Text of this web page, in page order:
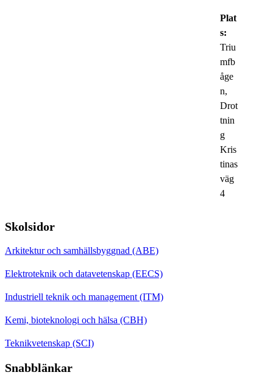
Plat
s:
Triu
mfb
åge
n,
Drot
tnin
g
Kris
tinas
väg
4
Skolsidor
Arkitektur och samhällsbyggnad (ABE)
Elektroteknik och datavetenskap (EECS)
Industriell teknik och management (ITM)
Kemi, bioteknologi och hälsa (CBH)
Teknikvetenskap (SCI)
Snabblänkar